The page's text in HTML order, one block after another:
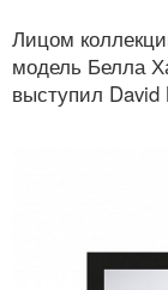
Лицом
модель Белла
выступил David